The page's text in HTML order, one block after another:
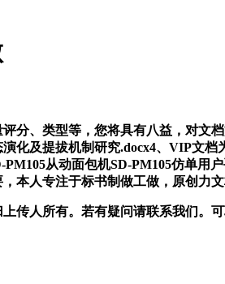
、类型等，您将具有八益，对文
化及提拔机制研究.docx4、VIP文
PM105从动面包机SD-PM105仿单
本人专注于标书制做工做，原创力
人所有。若有疑问请联系我们。可